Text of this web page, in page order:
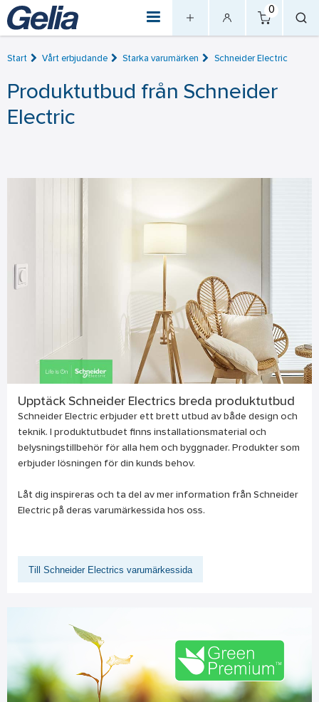
0
Start Vårt erbjudande Starka varumärken Schneider Electric
Produktutbud från Schneider
Electric
Upptäck Schneider Electrics breda produktutbud
Schneider Electric erbjuder ett brett utbud av både design och
teknik. I produktutbudet finns installationsmaterial och
belysningstillbehör för alla hem och byggnader. Produkter som
erbjuder lösningen för din kunds behov.
Låt dig inspireras och ta del av mer information från Schneider
Electric på deras varumärkessida hos oss.
Till Schneider Electrics varumärkessida